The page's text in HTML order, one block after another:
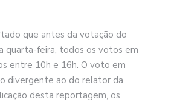
que antes da votação do
quarta-feira, todos os votos em
entre 10h e 16h. O voto em
divergente ao do relator da
desta reportagem, os